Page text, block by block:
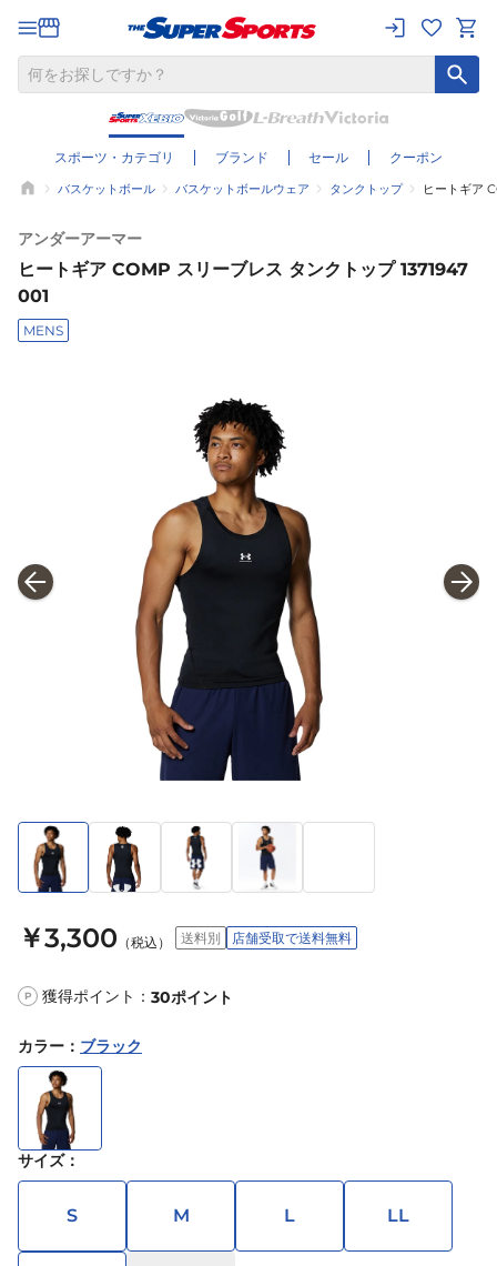
スポーツ・カテゴリ ブランド セール クーポン
バスケットボール バスケットボールウェア タンクトップ ヒートギア
アンダーアーマー
ヒートギア COMP スリーブレス タンクトップ 1371947
001
MENS
￥3,300 （税込） 送料別 店舗受取で送料無料
P 獲得ポイント： 30ポイント
カラー ： ブラック
サイズ：
S M L LL